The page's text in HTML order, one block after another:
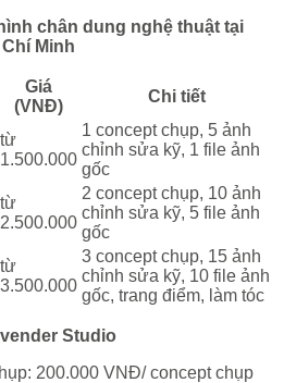
chân dung nghệ thuật tại
Minh
Giá
(VNĐ)
Chi tiết
từ
1.500.000
1 concept chụp, 5 ảnh
chỉnh sửa kỹ, 1 file ảnh
gốc
từ
2.500.000
2 concept chụp, 10 ảnh
chỉnh sửa kỹ, 5 file ảnh
gốc
từ
3.500.000
3 concept chụp, 15 ảnh
chỉnh sửa kỹ, 10 file ảnh
gốc, trang điểm, làm tóc
Studio
200.000 VNĐ/ concept chụp